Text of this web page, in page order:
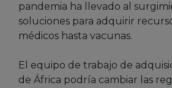
pandemia ha llevado al
soluciones para adquirir
médicos hasta vacunas.
El equipo de trabajo de
de África podría cambiar las